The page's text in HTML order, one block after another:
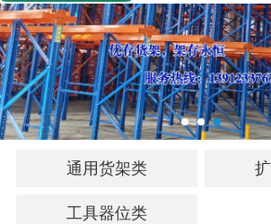
通用货架类
工具器位类